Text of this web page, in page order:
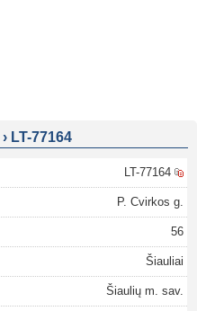
› LT-77164
LT-77164
P. Cvirkos g.
56
Šiauliai
Šiaulių m. sav.